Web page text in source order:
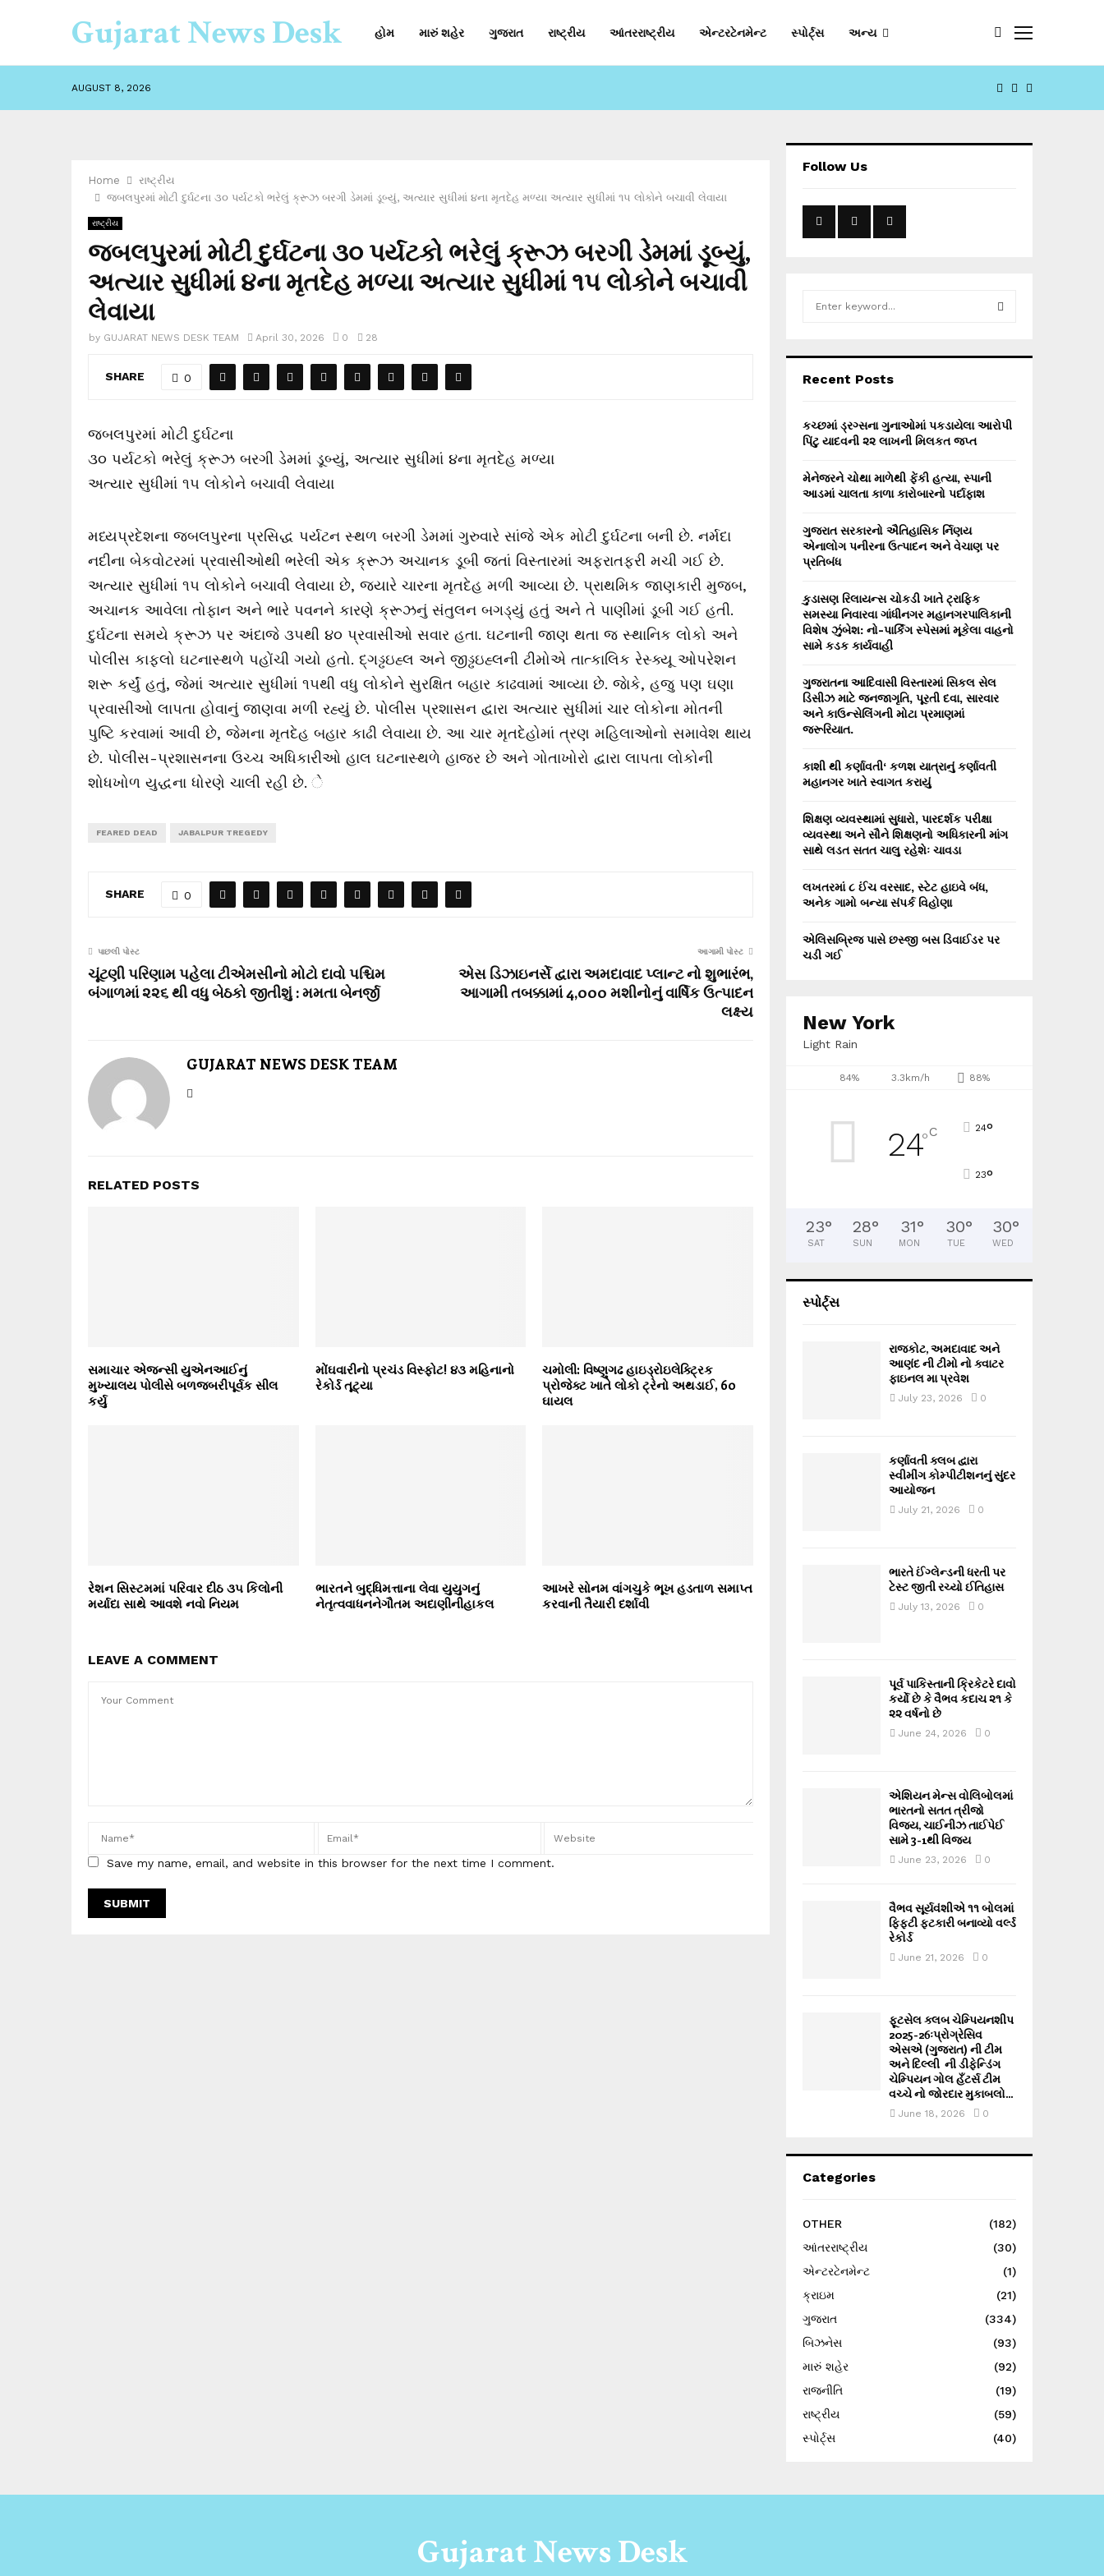
Gujarat News Desk હોમ મારું શહેર ગુજરાત રાષ્ટ્રીય આંતરરાષ્ટ્રીય એન્ટરટેનમેન્ટ સ્પોર્ટ્સ અન્ય
AUGUST 8, 2026 FACEBOOK
YOUTUBE
Home
રાષ્ટ્રીય
જબલપુરમાં મોટી દુર્ઘટના ૩૦ પર્યટકો ભરેલું ક્રૂઝ બરગી ડેમમાં ડૂબ્યું, અત્યાર સુધીમાં ૪ના મૃતદેહ મળ્યા અત્યાર સુધીમાં ૧૫ લોકોને બચાવી લેવાયા
રાષ્ટ્રીય
જબલપુરમાં મોટી દુર્ઘટના ૩૦ પર્યટકો ભરેલું ક્રૂઝ બરગી ડેમમાં ડૂબ્યું,
અત્યાર સુધીમાં ૪ના મૃતદેહ મળ્યા અત્યાર સુધીમાં ૧૫ લોકોને બચાવી
લેવાયા
by GUJARAT NEWS DESK TEAM April 30, 2026 0 28
SHARE 0
જબલપુરમાં મોટી દુર્ઘટના
૩૦ પર્યટકો ભરેલું ક્રૂઝ બરગી ડેમમાં ડૂબ્યું, અત્યાર સુધીમાં ૪ના મૃતદેહ મળ્યા
અત્યાર સુધીમાં ૧૫ લોકોને બચાવી લેવાયા
મધ્યપ્રદેશના જબલપુરના પ્રસિદ્ધ પર્યટન સ્થળ બરગી ડેમમાં ગુરુવારે સાંજે એક મોટી દુર્ઘટના બની છે. નર્મદા
નદીના બેકવોટરમાં પ્રવાસીઓથી ભરેલી એક ક્રૂઝ અચાનક ડૂબી જતાં વિસ્તારમાં અફરાતફરી મચી ગઈ છે.
અત્યાર સુધીમાં ૧૫ લોકોને બચાવી લેવાયા છે, જ્યારે ચારના મૃતદેહ મળી આવ્યા છે. પ્રાથમિક જાણકારી મુજબ,
અચાનક આવેલા તોફાન અને ભારે પવનને કારણે ક્રૂઝનું સંતુલન બગડ્યું હતું અને તે પાણીમાં ડૂબી ગઈ હતી.
દુર્ઘટના સમયે ક્રૂઝ પર અંદાજે ૩૫થી ૪૦ પ્રવાસીઓ સવાર હતા. ઘટનાની જાણ થતા જ સ્થાનિક લોકો અને
પોલીસ કાફલો ઘટનાસ્થળે પહોંચી ગયો હતો. દ્ગડ્ઢઇહ્લ અને જીડ્ઢઇહ્લની ટીમોએ તાત્કાલિક રેસ્ક્યૂ ઓપરેશન
શરૂ કર્યું હતું, જેમાં અત્યાર સુધીમાં ૧૫થી વધુ લોકોને સુરક્ષિત બહાર કાઢવામાં આવ્યા છે. જાેકે, હજુ પણ ઘણા
પ્રવાસીઓ લાપતા હોવાનું જાણવા મળી રહ્યું છે. પોલીસ પ્રશાસન દ્વારા અત્યાર સુધીમાં ચાર લોકોના મોતની
પુષ્ટિ કરવામાં આવી છે, જેમના મૃતદેહ બહાર કાઢી લેવાયા છે. આ ચાર મૃતદેહોમાં ત્રણ મહિલાઓનો સમાવેશ થાય
છે. પોલીસ-પ્રશાસનના ઉચ્ચ અધિકારીઓ હાલ ઘટનાસ્થળે હાજર છે અને ગોતાખોરો દ્વારા લાપતા લોકોની
શોધખોળ યુદ્ધના ધોરણે ચાલી રહી છે. ે
FEARED DEAD JABALPUR TREGEDY
SHARE 0
પાછલી પોસ્ટ
ચૂંટણી પરિણામ પહેલા ટીએમસીનો મોટો દાવો પશ્ચિમ
બંગાળમાં ૨૨૬ થી વધુ બેઠકો જીતીશું : મમતા બેનર્જી
આગામી પોસ્ટ
એસ ડિઝાઇનર્સે દ્વારા અમદાવાદ પ્લાન્ટ નો શુભારંભ,
આગામી તબક્કામાં 4,000 મશીનોનું વાર્ષિક ઉત્પાદન
લક્ષ્ય
GUJARAT NEWS DESK TEAM
RELATED POSTS
સમાચાર એજન્સી યુએનઆઈનું
મુખ્યાલય પોલીસે બળજબરીપૂર્વક સીલ
કર્યુ
મોંઘવારીનો પ્રચંડ વિસ્ફોટ! ૪૩ મહિનાનો
રેકોર્ડ તૂટ્યા
ચમોલી: વિષ્ણુગઢ હાઇડ્રોઇલેક્ટ્રિક
પ્રોજેક્ટ ખાતે લોકો ટ્રેનો અથડાઈ, 60
ઘાયલ
રેશન સિસ્ટમમાં પરિવાર દીઠ ૩૫ કિલોની
મર્યાદા સાથે આવશે નવો નિયમ
ભારતને બુદ્ધિમત્તાના લેવા યુયુગનું
નેતૃત્વવાધનનેગૌતમ અદાણીનીહાકલ
આખરે સોનમ વાંગચુકે ભૂખ હડતાળ સમાપ્ત
કરવાની તૈયારી દર્શાવી
LEAVE A COMMENT
Save my name, email, and website in this browser for the next time I comment.
Follow Us
h
o
r
Recent Posts
કચ્છમાં ડ્રગ્સના ગુનાઓમાં પકડાયેલા આરોપી
પિંટુ યાદવની ૨૨ લાખની મિલકત જપ્ત
મેનેજરને ચોથા માળેથી ફેંકી હત્યા, સ્પાની
આડમાં ચાલતા કાળા કારોબારનો પર્દાફાશ
ગુજરાત સરકારનો ઐતિહાસિક ર્નિણય
એનાલોગ પનીરના ઉત્પાદન અને વેચાણ પર
પ્રતિબંધ
કુડાસણ રિલાયન્સ ચોકડી ખાતે ટ્રાફિક
સમસ્યા નિવારવા ગાંધીનગર મહાનગરપાલિકાની
વિશેષ ઝુંબેશ: નો-પાર્કિંગ સ્પેસમાં મૂકેલા વાહનો
સામે કડક કાર્યવાહી
ગુજરાતના આદિવાસી વિસ્તારમાં સિકલ સેલ
ડિસીઝ માટે જનજાગૃતિ, પૂરતી દવા, સારવાર
અને કાઉન્સેલિંગની મોટા પ્રમાણમાં
જરૂરિયાત.
કાશી થી કર્ણાવતી‘ કળશ યાત્રાનું કર્ણાવતી
મહાનગર ખાતે સ્વાગત કરાયું
શિક્ષણ વ્યવસ્થામાં સુધારો, પારદર્શક પરીક્ષા
વ્યવસ્થા અને સૌને શિક્ષણનો અધિકારની માંગ
સાથે લડત સતત ચાલુ રહેશેઃ ચાવડા
લખતરમાં ૮ ઈંચ વરસાદ, સ્ટેટ હાઇવે બંધ,
અનેક ગામો બન્યા સંપર્ક વિહોણા
એલિસબ્રિજ પાસે છસ્જી બસ ડિવાઈડર પર
ચડી ગઈ
New York
Light Rain
84% 3.3km/h 88%
24°C 24°
23°
23°
SAT
28°
SUN
31°
MON
30°
TUE
30°
WED
સ્પોર્ટ્સ
રાજકોટ, અમદાવાદ અને
આણંદ ની ટીમો નો ક્વાટર
ફાઇનલ મા પ્રવેશ
July 23, 2026 0
કર્ણાવતી ક્લબ દ્વારા
સ્વીમીંગ કોમ્પીટીશનનું સુંદર
આયોજન
July 21, 2026 0
ભારતે ઈંગ્લેન્ડની ધરતી પર
ટેસ્ટ જીતી રચ્યો ઈતિહાસ
July 13, 2026 0
પૂર્વ પાકિસ્તાની ક્રિકેટરે દાવો
કર્યો છે કે વૈભવ કદાચ ૨૧ કે
૨૨ વર્ષનો છે
June 24, 2026 0
એશિયન મેન્સ વોલિબોલમાં
ભારતનો સતત ત્રીજો
વિજય, ચાઈનીઝ તાઈપેઈ
સામે 3-1થી વિજય
June 23, 2026 0
વૈભવ સૂર્યવંશીએ ૧૧ બોલમાં
ફિફ્ટી ફટકારી બનાવ્યો વર્લ્ડ
રેકોર્ડ
June 21, 2026 0
ફૂટસેલ ક્લબ ચેમ્પિયનશીપ
2025-26ઃપ્રોગ્રેસિવ
એસએ (ગુજરાત) ની ટીમ
અને દિલ્લી ની ડીફેન્ડિંગ
ચેમ્પિયન ગોલ હઁટર્સ ટીમ
વચ્ચે નો જોરદાર મુકાબલો...
June 18, 2026 0
Categories
OTHER
(182)
આંતરરાષ્ટ્રીય
(30)
એન્ટરટેનમેન્ટ
(1)
ક્રાઇમ
(21)
ગુજરાત
(334)
બિઝનેસ
(93)
મારું શહેર
(92)
રાજનીતિ
(19)
રાષ્ટ્રીય
(59)
સ્પોર્ટ્સ
(40)
Gujarat News Desk